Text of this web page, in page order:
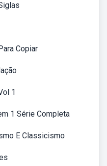
Copiar
1
1 Série Completa
E Classicismo